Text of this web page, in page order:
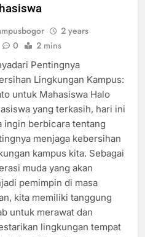
2 years
0 2 mins
Pentingnya
Lingkungan Kampus:
untuk Mahasiswa Halo
yang terkasih, hari ini
ingin berbicara tentang
menjaga kebersihan
kampus kita. Sebagai
muda yang akan
pemimpin di masa
kita memiliki tanggung
untuk merawat dan
lingkungan tempat